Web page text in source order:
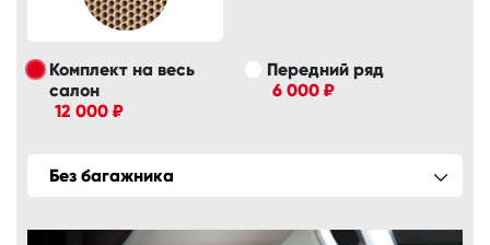
Комплект на весь
салон
12 000 ₽
Передний ряд
6 000 ₽
Без багажника